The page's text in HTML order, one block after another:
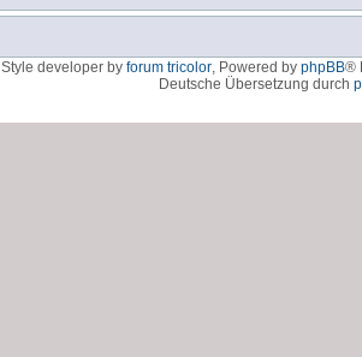
Style developer by forum tricolor, Powered by phpBB®
Deutsche Übersetzung durch